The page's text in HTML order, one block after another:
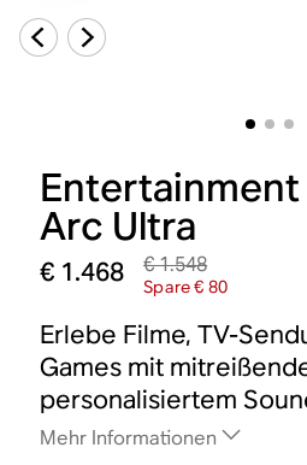
Arc Ultra
€ 1.468 € 1.548
Spare € 80
Erlebe Filme, TV-
Games mit
personalisiertem
Mehr Informationen